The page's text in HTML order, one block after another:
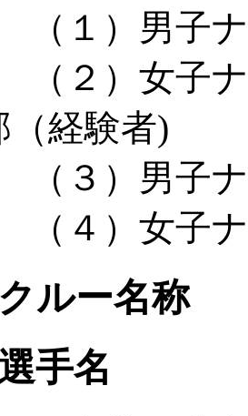
）男子ナ
）女子ナ
（経験者)
）男子ナ
）女子ナ
ルー名称
手名